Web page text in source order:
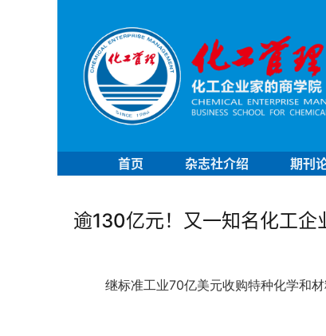
首页 杂志社介绍 期刊
逾130亿元！又一知名化工企
继标准工业70亿美元收购特种化学和